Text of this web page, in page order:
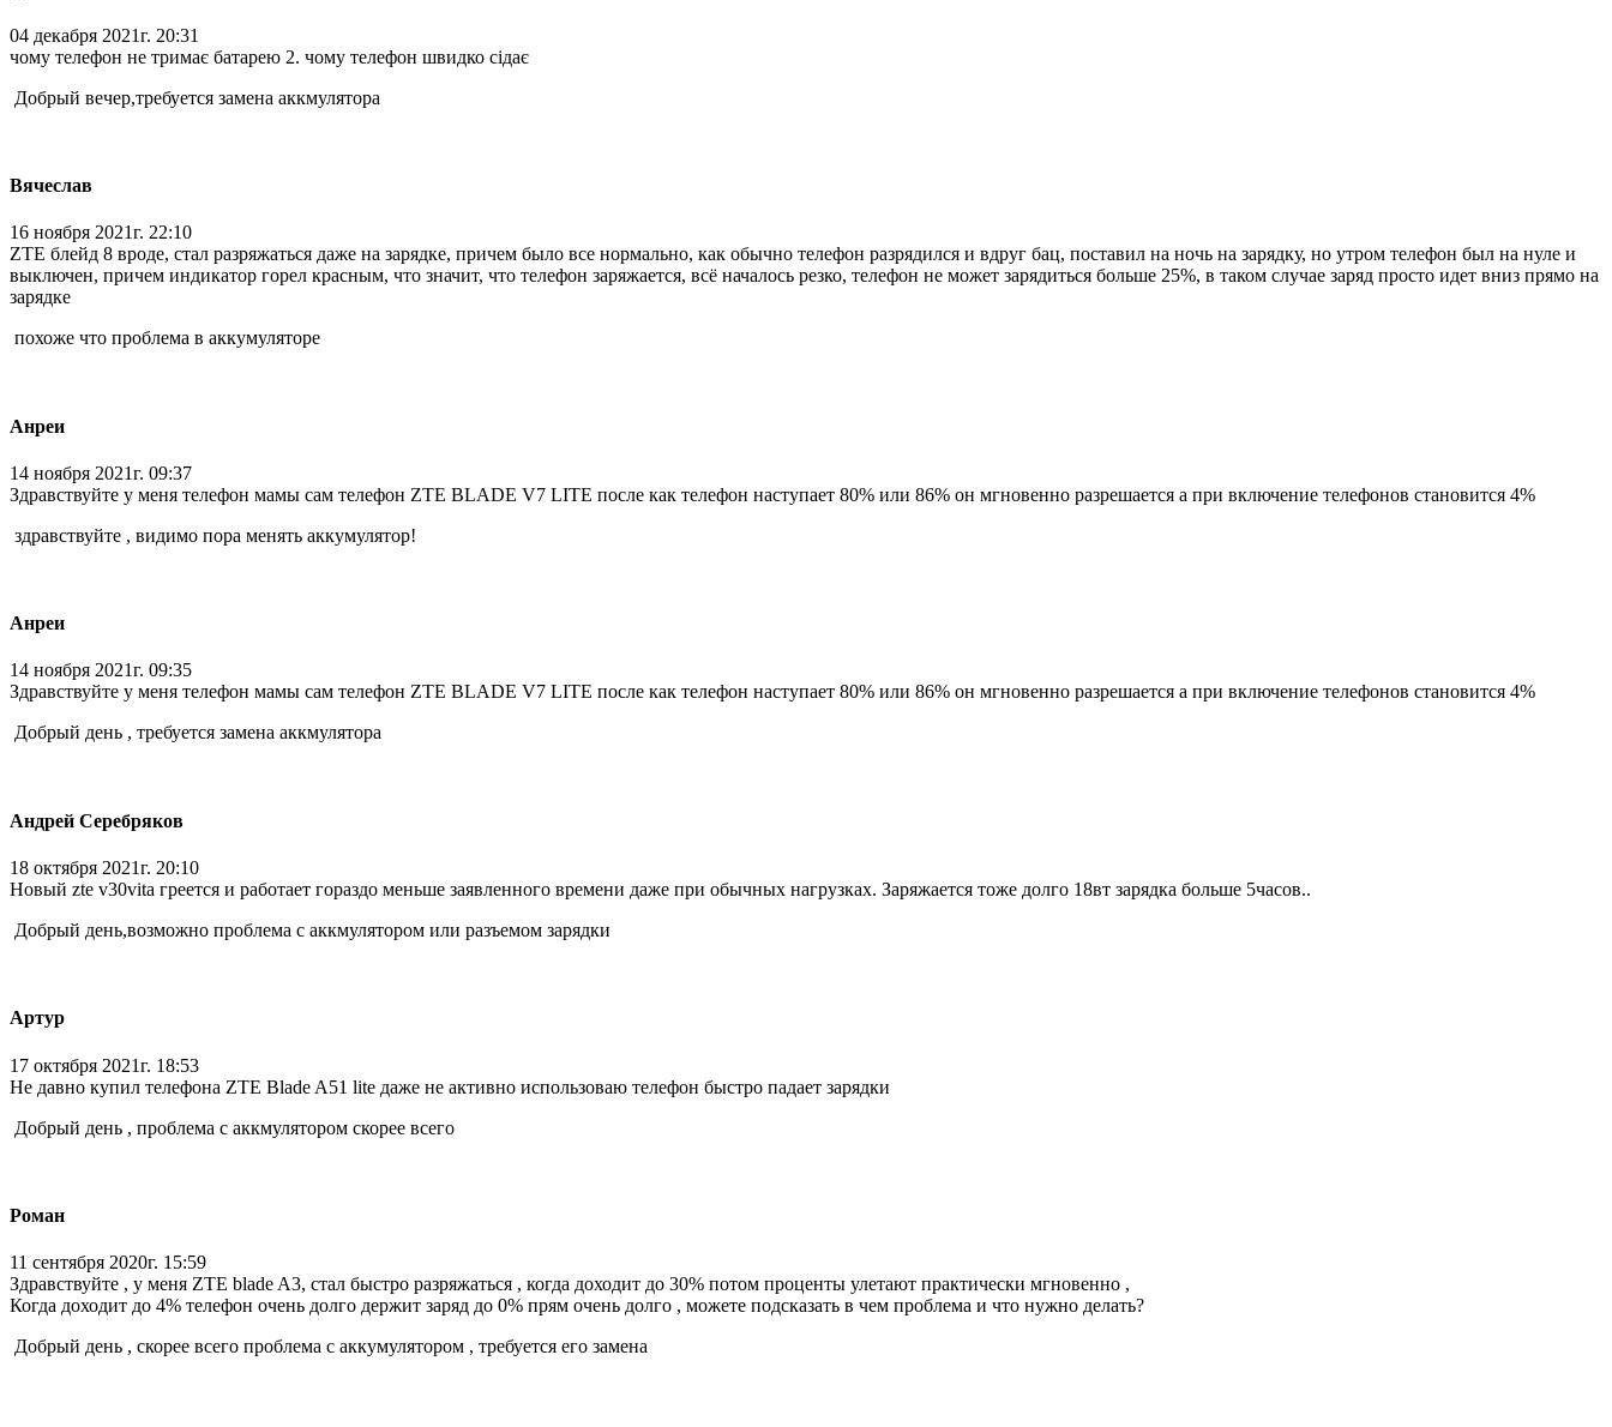
04 декабря 2021г. 20:31
чому телефон не тримає батарею 2. чому телефон швидко сідає
Добрый вечер,требуется замена аккмулятора
Вячеслав
16 ноября 2021г. 22:10
ZTE блейд 8 вроде, стал разряжаться даже на зарядке, причем было все нормально, как обычно телефон разрядился и вдруг бац, поставил на ночь на зарядку, но утром телефон был на нуле и
выключен, причем индикатор горел красным, что значит, что телефон заряжается, всё началось резко, телефон не может зарядиться больше 25%, в таком случае заряд просто идет вниз прямо на
зарядке
похоже что проблема в аккумуляторе
Анреи
14 ноября 2021г. 09:37
Здравствуйте у меня телефон мамы сам телефон ZTE BLADE V7 LITE после как телефон наступает 80% или 86% он мгновенно разрешается а при включение телефонов становится 4%
здравствуйте , видимо пора менять аккумулятор!
Анреи
14 ноября 2021г. 09:35
Здравствуйте у меня телефон мамы сам телефон ZTE BLADE V7 LITE после как телефон наступает 80% или 86% он мгновенно разрешается а при включение телефонов становится 4%
Добрый день , требуется замена аккмулятора
Андрей Серебряков
18 октября 2021г. 20:10
Новый zte v30vita греется и работает гораздо меньше заявленного времени даже при обычных нагрузках. Заряжается тоже долго 18вт зарядка больше 5часов..
Добрый день,возможно проблема с аккмулятором или разъемом зарядки
Артур
17 октября 2021г. 18:53
Не давно купил телефона ZTE Blade A51 lite даже не активно использоваю телефон быстро падает зарядки
Добрый день , проблема с аккмулятором скорее всего
Роман
11 сентября 2020г. 15:59
Здравствуйте , у меня ZTE blade A3, стал быстро разряжаться , когда доходит до 30% потом проценты улетают практически мгновенно ,
Когда доходит до 4% телефон очень долго держит заряд до 0% прям очень долго , можете подсказать в чем проблема и что нужно делать?
Добрый день , скорее всего проблема с аккумулятором , требуется его замена